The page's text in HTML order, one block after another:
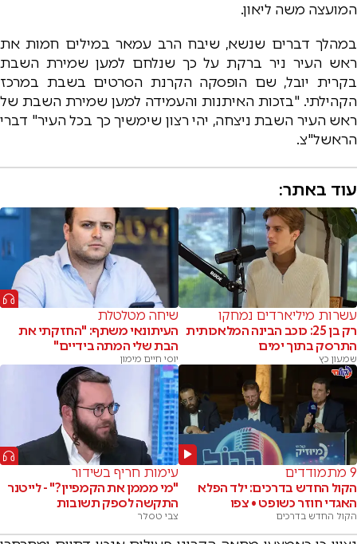
המועצה משה ליאון.
במהלך דברים שנשא, שיבח הרב עמאר במילים חמות את
ראש העיר ניר ברקת על כך שנלחם למען שמירת השבת
בקרית יובל, שם הופסקה הקרנת הסרטים בשבת במרכז
הקהילתי. "בזכות האיתנות והעמידה למען שמירת השבת של
ראש העיר השבת ניצחה, יהי רצון שימשיך כך בכל העיר" דברי
הראשל"צ.
עוד באתר:
עשרות מיליארדים נמחקו
רק בן 25: כוכב הבינה המלאכותית
התרסק בתוך ימים
שמעון כץ
שיחה מטלטלת
העיתונאי משתף: "החזקתי את
הבת שלי המתה בידיים"
יוסי חיים מימון
9 מתמודדים
הקול החדש בדרכים: ילד הפלא
האגדי חוזר כשופט • צפו
הקול החדש בדרכים
עימות חריף בשידור
"מי מממן את הקמפיין?" - לייטנר
התקשה לספק תשובות
צבי טסלר